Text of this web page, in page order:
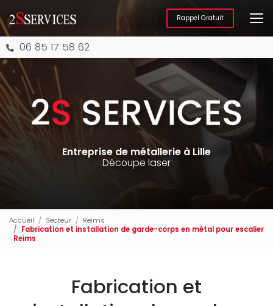
au
contenu
principal06 85 17 58 62
Rappel Gratuit
Entreprise de métallerie à Lille
Découpe laser
Accueil Secteur
Reims
Fabrication et installation de garde-corps en métal pour escalier
Reims
Fabrication et